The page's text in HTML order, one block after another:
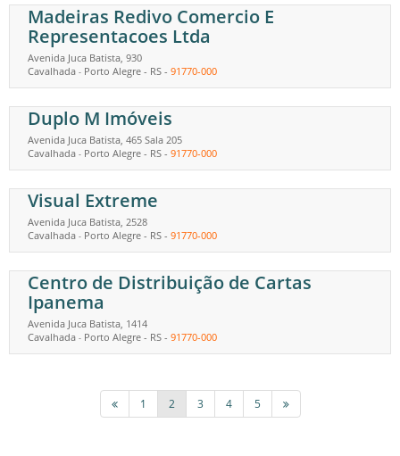
Madeiras Redivo Comercio E
Representacoes Ltda
Avenida Juca Batista, 930
Cavalhada - Porto Alegre - RS - 91770-000
Duplo M Imóveis
Avenida Juca Batista, 465 Sala 205
Cavalhada - Porto Alegre - RS - 91770-000
Visual Extreme
Avenida Juca Batista, 2528
Cavalhada - Porto Alegre - RS - 91770-000
Centro de Distribuição de Cartas
Ipanema
Avenida Juca Batista, 1414
Cavalhada - Porto Alegre - RS - 91770-000
1 2 3 4 5